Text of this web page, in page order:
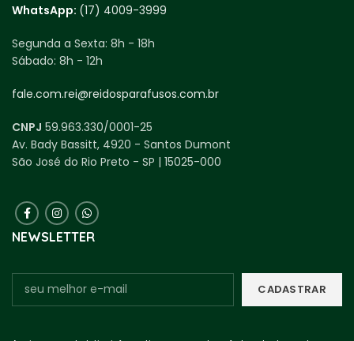
WhatsApp: (17) 4009-3999
Segunda a Sexta: 8h - 18h
Sábado: 8h - 12h
fale.com.rei@reidosparafusos.com.br
CNPJ 59.963.330/0001-25
Av. Bady Bassitt, 4920 - Santos Dumont
São José do Rio Preto - SP | 15025-000
NEWSLETTER